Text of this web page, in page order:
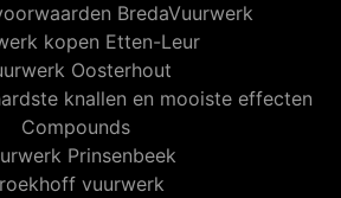
BredaVuurwerk
kopen Etten-Leur
Oosterhout
knallen en mooiste effecten
Compounds
Prinsenbeek
vuurwerk